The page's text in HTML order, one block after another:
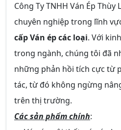
Công Ty TNHH Ván Ép Thùy
chuyên nghiệp trong lĩnh
cấp Ván ép các loại. Với
trong ngành, chúng tôi đã
những phản hồi tích cực từ
tác, từ đó không ngừng
trên thị trường.
Các sản phẩm chính: